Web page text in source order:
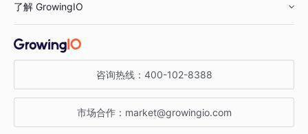
汽车行业
金融行业
智能运营
获客分析
增长公开课
增长博客
了解 GrowingIO
关于 GrowingIO
增长大会
咨询热线： 400-102-8388
市场合作： market@growingio.com